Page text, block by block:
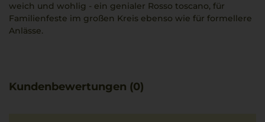
weich und wohlig - ein genialer Rosso toscano, für
Familienfeste im großen Kreis ebenso wie für formellere
Anlässe.
Kundenbewertungen (0)